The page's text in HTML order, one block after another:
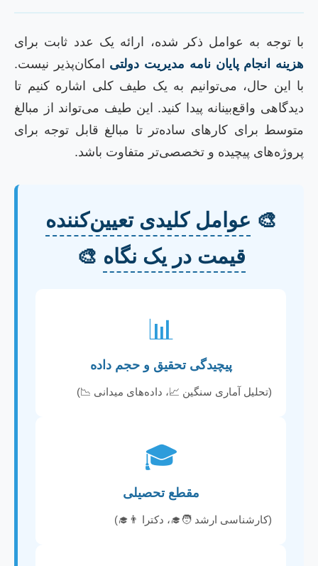
توجه به عوامل ذکر شده، ارائه یک عدد ثابت برای
انجام پایان نامه مدیریت دولتیامکان‌پذیر نیست.
این حال، می‌توانیم به یک طیف کلی اشاره کنیم تا
واقع‌بینانه پیدا کنید. این طیف می‌تواند از مبالغ
برای کارهای ساده‌تر تا مبالغ قابل توجه برای
پیچیده و تخصصی‌تر متفاوت باشد.
🎨عوامل کلیدی تعیین‌کننده
قیمت در یک نگاه🎨
📊
پیچیدگی تحقیق و حجم داده
(تحلیل آماری سنگین 📈، داده‌های میدانی 📉)
🎓
مقطع تحصیلی
(کارشناسی ارشد 🧑‍🎓، دکترا 👨‍🎓)